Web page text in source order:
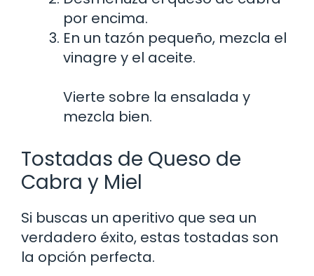
por encima.
En un tazón pequeño, mezcla el
vinagre y el aceite.
Vierte sobre la ensalada y
mezcla bien.
Tostadas de Queso de
Cabra y Miel
Si buscas un aperitivo que sea un
verdadero éxito, estas tostadas son
la opción perfecta.